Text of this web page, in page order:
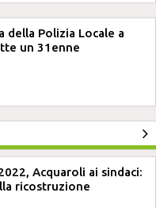
Polizia Locale a
un 31enne
Acquaroli ai sindaci:
ricostruzione